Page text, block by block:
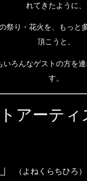
れてきたように、
祭り・花火を、もっと
頂こうと、
いろんなゲストの方を
す。
アーティ
（よねくらちひろ）